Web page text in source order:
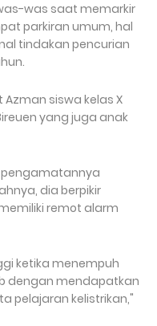
was saat memarkir
parkiran umum, hal
tindakan pencurian
siswa kelas X
yang juga anak
pengamatannya
dia berpikir
remot alarm
ketika menempuh
dengan mendapatkan
pelajaran kelistrikan,"